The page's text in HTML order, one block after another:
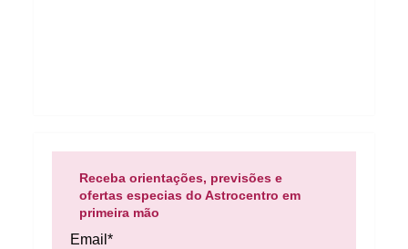
Receba orientações, previsões e
ofertas especias do Astrocentro em
primeira mão
Email*